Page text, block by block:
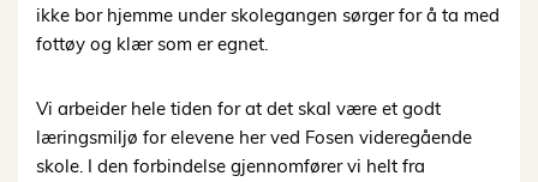
ikke bor hjemme under skolegangen sørger for å ta med
fottøy og klær som er egnet.
Vi arbeider hele tiden for at det skal være et godt
læringsmiljø for elevene her ved Fosen videregående
skole. I den forbindelse gjennomfører vi helt fra